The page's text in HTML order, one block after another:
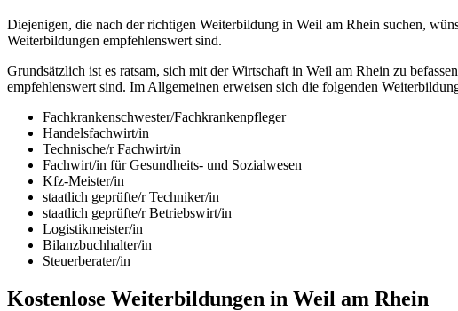
Diejenigen, die nach der richtigen Weiterbildung in Weil am Rhein suchen,
Weiterbildungen empfehlenswert sind.
Grundsätzlich ist es ratsam, sich mit der Wirtschaft in Weil am Rhein zu
empfehlenswert sind. Im Allgemeinen erweisen sich die folgenden
Fachkrankenschwester/Fachkrankenpfleger
Handelsfachwirt/in
Technische/r Fachwirt/in
Fachwirt/in für Gesundheits- und Sozialwesen
Kfz-Meister/in
staatlich geprüfte/r Techniker/in
staatlich geprüfte/r Betriebswirt/in
Logistikmeister/in
Bilanzbuchhalter/in
Steuerberater/in
Kostenlose Weiterbildungen in Weil am Rhein